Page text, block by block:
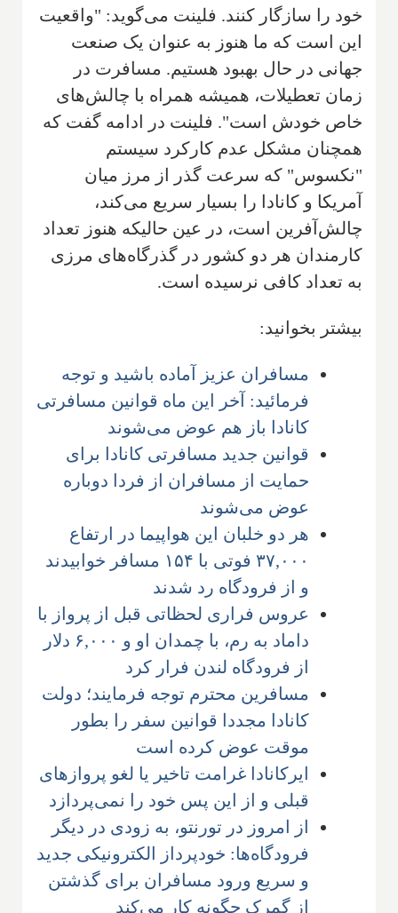
خود را سازگار کنند. فلینت می‌گوید: "واقعیت
این است که ما هنوز به عنوان یک صنعت
جهانی در حال بهبود هستیم. مسافرت در
زمان تعطیلات، همیشه همراه با چالش‌های
خاص خودش است". فلینت در ادامه گفت که
همچنان مشکل عدم کارکرد سیستم
"نکسوس" که سرعت گذر از مرز میان
آمریکا و کانادا را بسیار سریع می‌کند،
چالش‌آفرین است، در عین حالیکه هنوز تعداد
کارمندان هر دو کشور در گذرگاه‌های مرزی
به تعداد کافی نرسیده است.
بیشتر بخوانید:
مسافران عزیز آماده باشید و توجه
فرمائید: آخر این ماه قوانین مسافرتی
کانادا باز هم عوض می‌شوند
قوانین جدید مسافرتی کانادا برای
حمایت از مسافران از فردا دوباره
عوض می‌شوند
هر دو خلبان این هواپیما در ارتفاع
۳۷,۰۰۰ فوتی با ۱۵۴ مسافر خوابیدند
و از فرودگاه رد شدند
عروس فراری لحظاتی قبل از پرواز با
داماد به رم، با چمدان او و ۶,۰۰۰ دلار
از فرودگاه لندن فرار کرد
مسافرین محترم توجه فرمایند؛ دولت
کانادا مجددا قوانین سفر را بطور
موقت عوض کرده است
ایرکانادا غرامت تاخیر یا لغو پروازهای
قبلی و از این پس خود را نمی‌پردازد
از امروز در تورنتو، به زودی در دیگر
فرودگاه‌ها: خودپرداز الکترونیکی جدید
و سریع ورود مسافران برای گذشتن
از گمرک چگونه کار می‌کند